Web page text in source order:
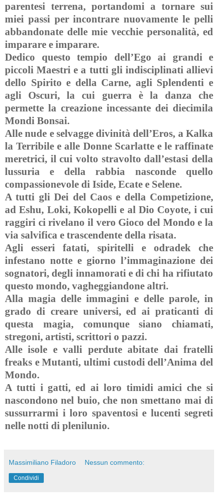
parentesi terrena, portandomi a tornare sui
miei passi per incontrare nuovamente le pelli
abbandonate delle mie vecchie personalità, ed
imparare e imparare.
Dedico questo tempio dell’Ego ai grandi e
piccoli Maestri e a tutti gli indisciplinati allievi
dello Spirito e della Carne, agli Splendenti e
agli Oscuri, la cui guerra è la danza che
permette la creazione incessante dei diecimila
Mondi Bonsai.
Alle nude e selvagge divinità dell’Eros, a Kalka
la Terribile e alle Donne Scarlatte e le raffinate
meretrici, il cui volto stravolto dall’estasi della
lussuria e della rabbia nasconde quello
compassionevole di Iside, Ecate e Selene.
A tutti gli Dei del Caos e della Competizione,
ad Eshu, Loki, Kokopelli e al Dio Coyote, i cui
raggiri ci rivelano il vero Gioco del Mondo e la
via salvifica e trascendente della risata.
Agli esseri fatati, spiritelli e odradek che
infestano notte e giorno l’immaginazione dei
sognatori, degli innamorati e di chi ha rifiutato
questo mondo, vagheggiandone altri.
Alla magia delle immagini e delle parole, in
grado di creare universi, ed ai praticanti di
questa magia, comunque siano chiamati,
stregoni, artisti, scrittori o pazzi.
Alle isole e valli perdute abitate dai fratelli
freaks e Mutanti, ultimi custodi dell’Anima del
Mondo.
A tutti i gatti, ed ai loro timidi amici che si
nascondono nel buio, che non smettano mai di
sussurrarmi i loro spaventosi e lucenti segreti
nelle notti di plenilunio.
Massimiliano Filadoro Nessun commento:
Condividi